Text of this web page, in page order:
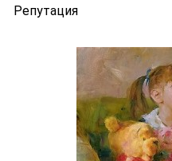
Репутация